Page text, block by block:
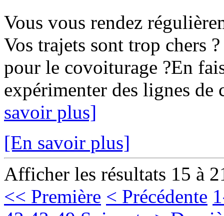
Vous vous rendez
Vos trajets sont trop chers
pour le covoiturage ?En
expérimenter des lignes
savoir plus]
[En savoir plus]
Afficher les résultats 15 à
<< Première < Précédente